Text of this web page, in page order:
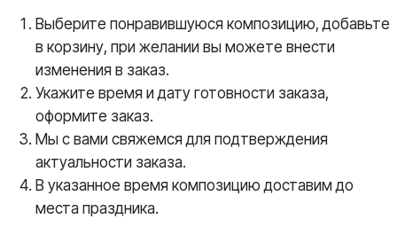
Выберите понравившуюся композицию, добавьте
в корзину, при желании вы можете внести
изменения в заказ.
Укажите время и дату готовности заказа,
оформите заказ.
Мы с вами свяжемся для подтверждения
актуальности заказа.
В указанное время композицию доставим до
места праздника.